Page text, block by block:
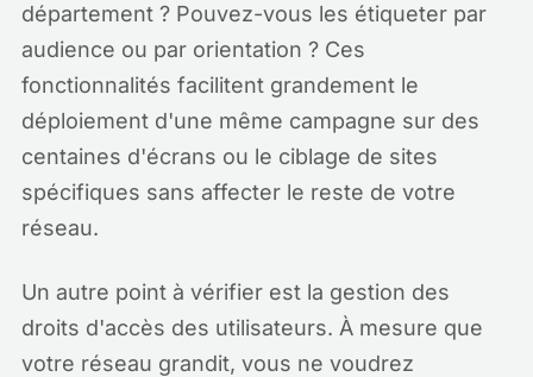
département ? Pouvez-vous les étiqueter par
audience ou par orientation ? Ces
fonctionnalités facilitent grandement le
déploiement d'une même campagne sur des
centaines d'écrans ou le ciblage de sites
spécifiques sans affecter le reste de votre
réseau.
Un autre point à vérifier est la gestion des
droits d'accès des utilisateurs. À mesure que
votre réseau grandit, vous ne voudrez